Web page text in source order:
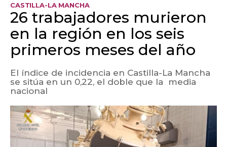
CASTILLA-LA MANCHA
26 trabajadores murieron
en la región en los seis
primeros meses del año
El índice de incidencia en Castilla-La Mancha
se sitúa en un 0,22, el doble que la media
nacional